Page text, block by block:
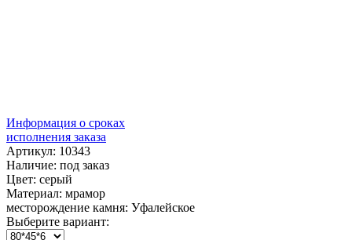
Информация о сроках
исполнения заказа
Артикул: 10343
Наличие: под заказ
Цвет: серый
Материал: мрамор
месторождение камня: Уфалейское
Выберите вариант: